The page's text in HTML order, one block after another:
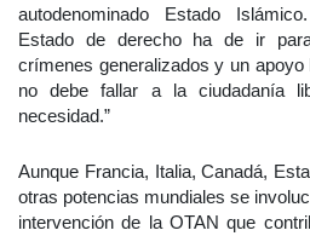
autodenominado Estado
Estado de derecho ha de ir
crímenes generalizados y un
no debe fallar a la ciudadanía
necesidad.”
Aunque Francia, Italia, Canadá,
otras potencias mundiales se
intervención de la OTAN que